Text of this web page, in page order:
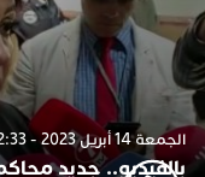
الجمعة 14 أبريل 2023 - 12:33
بالفيديو.. جديد